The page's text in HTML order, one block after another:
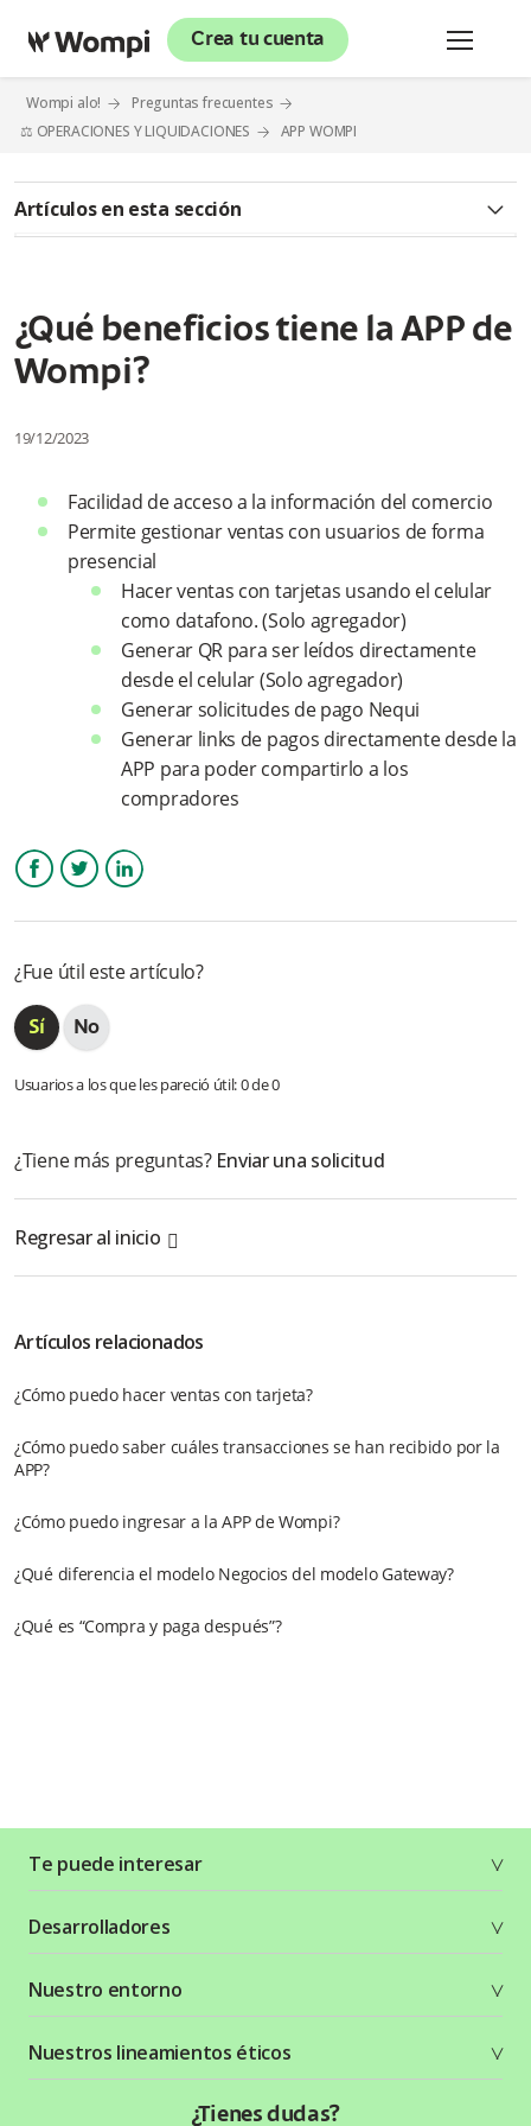
Crea tu cuenta
Wompi alo!
Preguntas frecuentes
⚖️ OPERACIONES Y LIQUIDACIONES
APP WOMPI
Artículos en esta sección
¿Cómo puedo ingresar a la APP de Wompi?
¿La APP de Wompi tiene costo?
¿Qué beneficios tiene la APP de Wompi?
¿Cómo puedo hacer ventas con tarjeta?
¿Qué es NFC?
¿Qué restricciones tiene el uso de tarjetas para venta
¿Hay cambios en planes de facturación, conciliación o abonos
por usar la APP de Wompi?
¿Por qué hay opciones que me direccionan a la página web?
¿Cómo puedo saber cuáles transacciones se han recibido por
Más información
¿Qué beneficios tiene la APP de
Wompi?
19/12/2023
Facilidad de acceso a la información del comercio
Permite gestionar ventas con usuarios de forma
presencial
Hacer ventas con tarjetas usando el celular
como datafono. (Solo agregador)
Generar QR para ser leídos directamente
desde el celular (Solo agregador)
Generar solicitudes de pago Nequi
Generar links de pagos directamente desde la
APP para poder compartirlo a los
compradores
¿Fue útil este artículo?
Usuarios a los que les pareció útil: 0 de 0
¿Tiene más preguntas? Enviar una solicitud
Regresar al inicio
Artículos relacionados
¿Cómo puedo hacer ventas con tarjeta?
¿Cómo puedo saber cuáles transacciones se han recibido por la
APP?
¿Cómo puedo ingresar a la APP de Wompi?
¿Qué diferencia el modelo Negocios del modelo Gateway?
¿Qué es “Compra y paga después”?
Te puede interesar
Planes y tarifas
Crea tu cuenta
Seguridad
Términos y condiciones
Política de privacidad
Desarrolladores
Recursos gráficos
Status Page
Nuestro entorno
¿Qué es Wompi?
Wiki Wompi
Preguntas frecuentes
Nuestros lineamientos éticos
¿Tienes dudas?